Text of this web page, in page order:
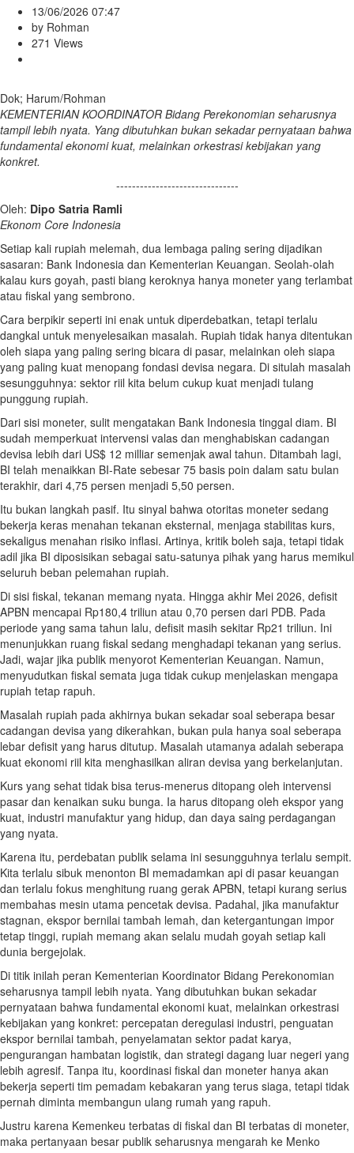
13/06/2026 07:47
by Rohman
271 Views
Dok; Harum/Rohman
KEMENTERIAN KOORDINATOR Bidang Perekonomian seharusnya
tampil lebih nyata. Yang dibutuhkan bukan sekadar pernyataan bahwa
fundamental ekonomi kuat, melainkan orkestrasi kebijakan yang
konkret.
-------------------------------
Oleh: Dipo Satria Ramli
Ekonom Core Indonesia
Setiap kali rupiah melemah, dua lembaga paling sering dijadikan
sasaran: Bank Indonesia dan Kementerian Keuangan. Seolah-olah
kalau kurs goyah, pasti biang keroknya hanya moneter yang terlambat
atau fiskal yang sembrono.
Cara berpikir seperti ini enak untuk diperdebatkan, tetapi terlalu
dangkal untuk menyelesaikan masalah. Rupiah tidak hanya ditentukan
oleh siapa yang paling sering bicara di pasar, melainkan oleh siapa
yang paling kuat menopang fondasi devisa negara. Di situlah masalah
sesungguhnya: sektor riil kita belum cukup kuat menjadi tulang
punggung rupiah.
Dari sisi moneter, sulit mengatakan Bank Indonesia tinggal diam. BI
sudah memperkuat intervensi valas dan menghabiskan cadangan
devisa lebih dari US$ 12 milliar semenjak awal tahun. Ditambah lagi,
BI telah menaikkan BI-Rate sebesar 75 basis poin dalam satu bulan
terakhir, dari 4,75 persen menjadi 5,50 persen.
Itu bukan langkah pasif. Itu sinyal bahwa otoritas moneter sedang
bekerja keras menahan tekanan eksternal, menjaga stabilitas kurs,
sekaligus menahan risiko inflasi. Artinya, kritik boleh saja, tetapi tidak
adil jika BI diposisikan sebagai satu-satunya pihak yang harus memikul
seluruh beban pelemahan rupiah.
Di sisi fiskal, tekanan memang nyata. Hingga akhir Mei 2026, defisit
APBN mencapai Rp180,4 triliun atau 0,70 persen dari PDB. Pada
periode yang sama tahun lalu, defisit masih sekitar Rp21 triliun. Ini
menunjukkan ruang fiskal sedang menghadapi tekanan yang serius.
Jadi, wajar jika publik menyorot Kementerian Keuangan. Namun,
menyudutkan fiskal semata juga tidak cukup menjelaskan mengapa
rupiah tetap rapuh.
Masalah rupiah pada akhirnya bukan sekadar soal seberapa besar
cadangan devisa yang dikerahkan, bukan pula hanya soal seberapa
lebar defisit yang harus ditutup. Masalah utamanya adalah seberapa
kuat ekonomi riil kita menghasilkan aliran devisa yang berkelanjutan.
Kurs yang sehat tidak bisa terus-menerus ditopang oleh intervensi
pasar dan kenaikan suku bunga. Ia harus ditopang oleh ekspor yang
kuat, industri manufaktur yang hidup, dan daya saing perdagangan
yang nyata.
Karena itu, perdebatan publik selama ini sesungguhnya terlalu sempit.
Kita terlalu sibuk menonton BI memadamkan api di pasar keuangan
dan terlalu fokus menghitung ruang gerak APBN, tetapi kurang serius
membahas mesin utama pencetak devisa. Padahal, jika manufaktur
stagnan, ekspor bernilai tambah lemah, dan ketergantungan impor
tetap tinggi, rupiah memang akan selalu mudah goyah setiap kali
dunia bergejolak.
Di titik inilah peran Kementerian Koordinator Bidang Perekonomian
seharusnya tampil lebih nyata. Yang dibutuhkan bukan sekadar
pernyataan bahwa fundamental ekonomi kuat, melainkan orkestrasi
kebijakan yang konkret: percepatan deregulasi industri, penguatan
ekspor bernilai tambah, penyelamatan sektor padat karya,
pengurangan hambatan logistik, dan strategi dagang luar negeri yang
lebih agresif. Tanpa itu, koordinasi fiskal dan moneter hanya akan
bekerja seperti tim pemadam kebakaran yang terus siaga, tetapi tidak
pernah diminta membangun ulang rumah yang rapuh.
Justru karena Kemenkeu terbatas di fiskal dan BI terbatas di moneter,
maka pertanyaan besar publik seharusnya mengarah ke Menko